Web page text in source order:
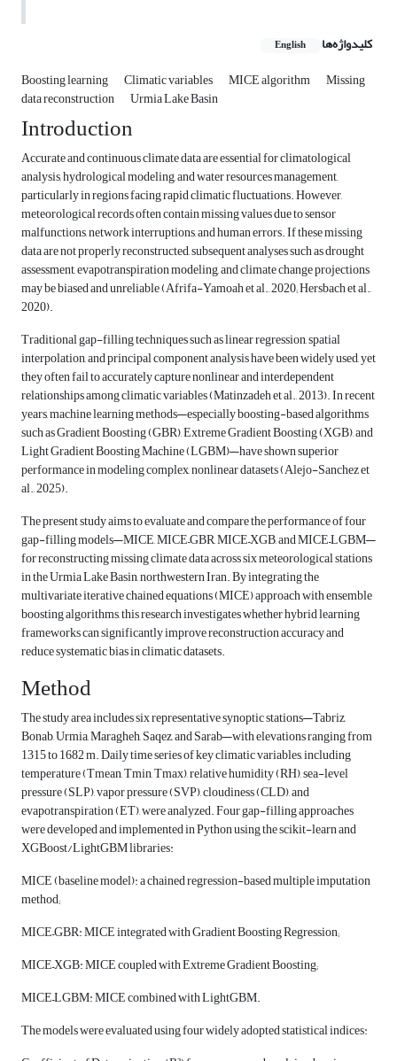
کلیدواژه‌ها English
Boosting learning Climatic variables MICE algorithm Missing
data reconstruction Urmia Lake Basin
Introduction
Accurate and continuous climate data are essential for climatological
analysis, hydrological modeling, and water resources management,
particularly in regions facing rapid climatic fluctuations. However,
meteorological records often contain missing values due to sensor
malfunctions, network interruptions, and human errors. If these missing
data are not properly reconstructed, subsequent analyses such as drought
assessment, evapotranspiration modeling, and climate change projections
may be biased and unreliable (Afrifa-Yamoah et al., 2020; Hersbach et al.,
2020).
Traditional gap-filling techniques such as linear regression, spatial
interpolation, and principal component analysis have been widely used, yet
they often fail to accurately capture nonlinear and interdependent
relationships among climatic variables (Matinzadeh et al., 2013). In recent
years, machine learning methods—especially boosting-based algorithms
such as Gradient Boosting (GBR), Extreme Gradient Boosting (XGB), and
Light Gradient Boosting Machine (LGBM)—have shown superior
performance in modeling complex, nonlinear datasets (Alejo-Sanchez et
al., 2025).
The present study aims to evaluate and compare the performance of four
gap-filling models—MICE, MICE–GBR, MICE–XGB, and MICE–LGBM—
for reconstructing missing climate data across six meteorological stations
in the Urmia Lake Basin, northwestern Iran. By integrating the
multivariate iterative chained equations (MICE) approach with ensemble
boosting algorithms, this research investigates whether hybrid learning
frameworks can significantly improve reconstruction accuracy and
reduce systematic bias in climatic datasets.
Method
The study area includes six representative synoptic stations—Tabriz,
Bonab, Urmia, Maragheh, Saqez, and Sarab—with elevations ranging from
1315 to 1682 m. Daily time series of key climatic variables, including
temperature (Tmean, Tmin, Tmax), relative humidity (RH), sea-level
pressure (SLP), vapor pressure (SVP), cloudiness (CLD), and
evapotranspiration (ET), were analyzed. Four gap-filling approaches
were developed and implemented in Python using the scikit-learn and
XGBoost/LightGBM libraries:
MICE (baseline model): a chained regression-based multiple imputation
method;
MICE–GBR: MICE integrated with Gradient Boosting Regression;
MICE–XGB: MICE coupled with Extreme Gradient Boosting;
MICE–LGBM: MICE combined with LightGBM.
The models were evaluated using four widely adopted statistical indices: